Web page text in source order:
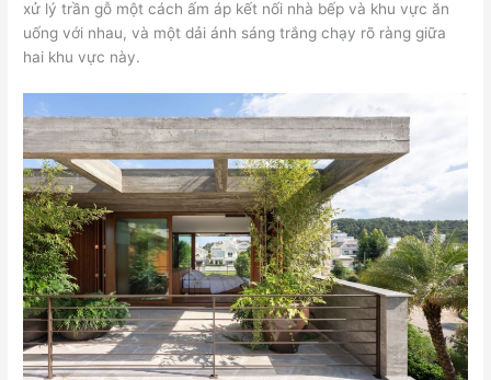
xử lý trần gỗ một cách ấm áp kết nối nhà bếp và khu vực ăn
uống với nhau, và một dải ánh sáng trắng chạy rõ ràng giữa
hai khu vực này.